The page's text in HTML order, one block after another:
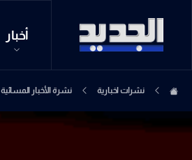
أخبار
نشرات اخبارية نشرة الأخبار المسائية